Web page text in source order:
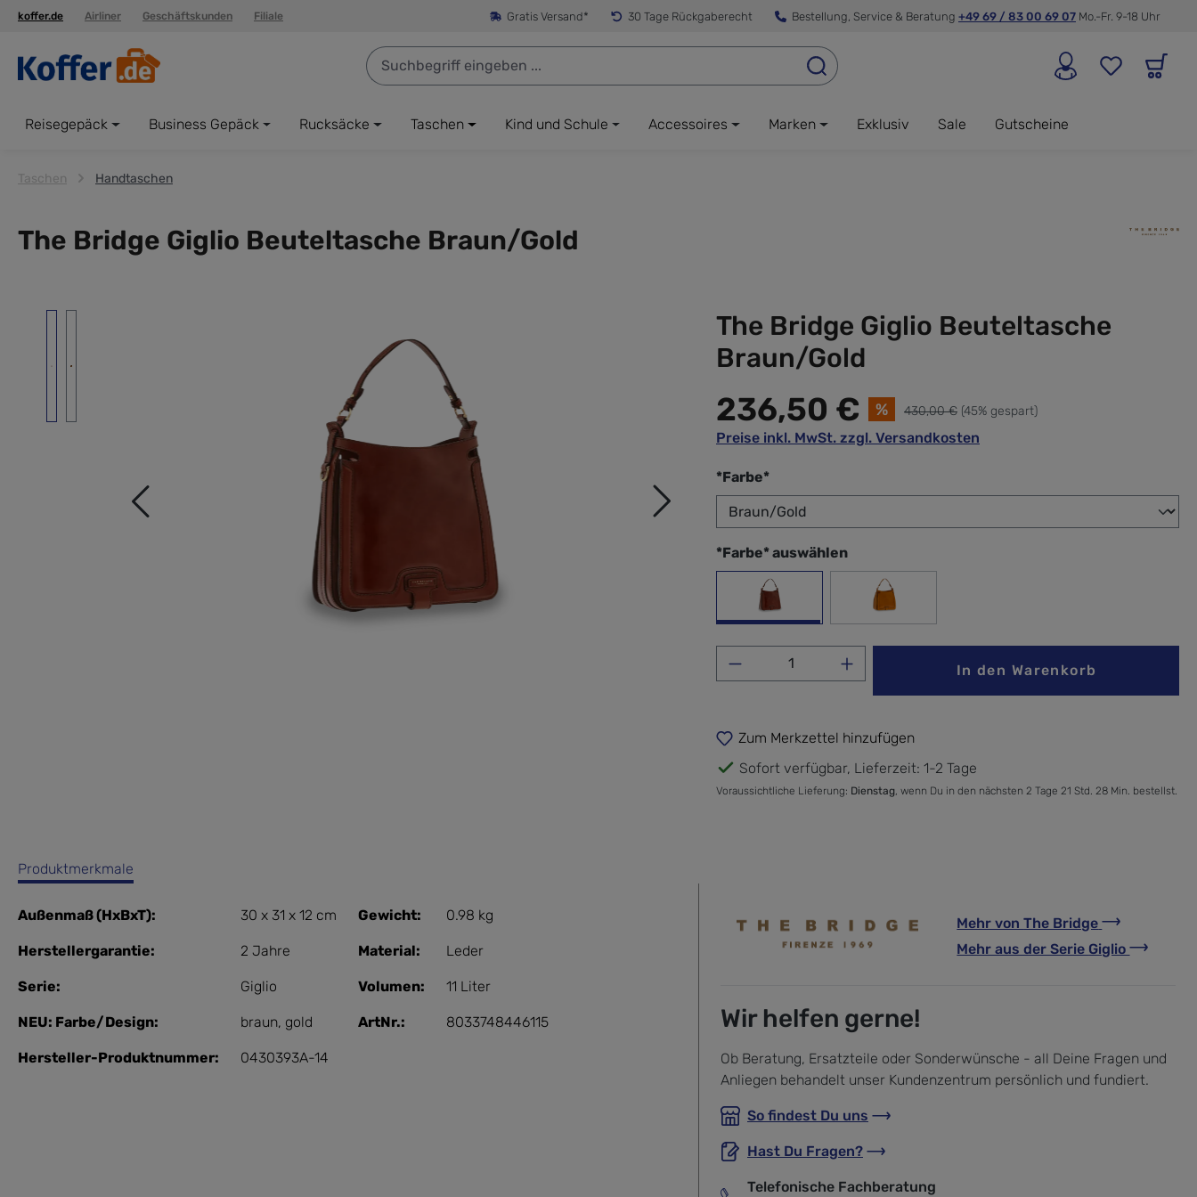
Zur Hauptnavigation springen
koffer.de Airliner Geschäftskunden Filiale Gratis Versand* 30 Tage Rückgaberecht Bestellung, Service & Beratung +49 69 / 83 00 69 07 Mo.-Fr. 9-18 Uhr
Reisegepäck Business Gepäck Rucksäcke Taschen Kind und Schule Accessoires Marken Exklusiv Sale Gutscheine
Taschen Handtaschen
The Bridge Giglio Beuteltasche Braun/Gold
The Bridge Giglio Beuteltasche
Braun/Gold
236,50 € % 430,00 € (45% gespart)
Preise inkl. MwSt. zzgl. Versandkosten
*Farbe*auswählen
*Farbe* auswählen
Braun/Gold Gelb/Gold
Produkt Anzahl: Gib den gewünschten Wert ein
In den Warenkorb
Zum Merkzettel hinzufügen
Sofort verfügbar, Lieferzeit: 1-2 Tage
Voraussichtliche Lieferung: Dienstag , wenn Du in den nächsten 2 Tage 21 Std. 28 Min. bestellst.
Produktmerkmale
Außenmaß (HxBxT): 30 x 31 x 12 cm Gewicht: 0.98 kg
Herstellergarantie: 2 Jahre Material: Leder
Serie: Giglio Volumen: 11 Liter
NEU: Farbe/Design: braun, gold ArtNr.: 8033748446115
Hersteller-Produktnummer: 0430393A-14
Mehr vonThe Bridge
Mehr aus der Serie Giglio
Wir helfen gerne!
Ob Beratung, Ersatzteile oder Sonderwünsche - all Deine Fragen und
Anliegen behandelt unser Kundenzentrum persönlich und fundiert.
So findest Du uns
Hast Du Fragen?
Telefonische Fachberatung